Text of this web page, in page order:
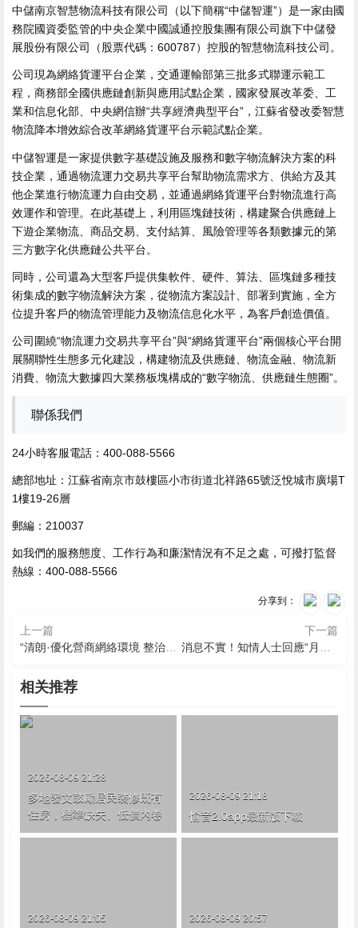
中儲南京智慧物流科技有限公司（以下簡稱“中儲智運”）是一家由國
務院國資委監管的中央企業中國誠通控股集團有限公司旗下中儲發
展股份有限公司（股票代碼：600787）控股的智慧物流科技公司。
公司現為網絡貨運平台企業，交通運輸部第三批多式聯運示範工
程，商務部全國供應鏈創新與應用試點企業，國家發展改革委、工
業和信息化部、中央網信辦“共享經濟典型平台”，江蘇省發改委智慧
物流降本增效綜合改革網絡貨運平台示範試點企業。
中儲智運是一家提供數字基礎設施及服務和數字物流解決方案的科
技企業，通過物流運力交易共享平台幫助物流需求方、供給方及其
他企業進行物流運力自由交易，並通過網絡貨運平台對物流進行高
效運作和管理。在此基礎上，利用區塊鏈技術，構建聚合供應鏈上
下遊企業物流、商品交易、支付結算、風險管理等各類數據元的第
三方數字化供應鏈公共平台。
同時，公司還為大型客戶提供集軟件、硬件、算法、區塊鏈多種技
術集成的數字物流解決方案，從物流方案設計、部署到實施，全方
位提升客戶的物流管理能力及物流信息化水平，為客戶創造價值。
公司圍繞“物流運力交易共享平台”與“網絡貨運平台”兩個核心平台開
展關聯性生態多元化建設，構建物流及供應鏈、物流金融、物流新
消費、物流大數據四大業務板塊構成的“數字物流、供應鏈生態圈”。
聯係我們
24小時客服電話：400-088-5566
總部地址：江蘇省南京市鼓樓區小市街道北祥路65號泛悅城市廣場T
1樓19-26層
郵編：210037
如我們的服務態度、工作行為和廉潔情況有不足之處，可撥打監督
熱線：400-088-5566
分享到：
上一篇
“清朗·優化營商網絡環境 整治惡意炒作涉企信息”專項行動公開曝光一批典型案例
下一篇
消息不實！知情人士回應“月之暗麵本月內提交IPO申請”
相关推荐
2026-08-09 21:28
多地發文鼓勵居民裝修既有
住房，標準缺失、低價內卷
待解
2026-08-09 21:18
愉音2.0app最新版下載
2026-08-09 21:05 2026-08-09 20:57